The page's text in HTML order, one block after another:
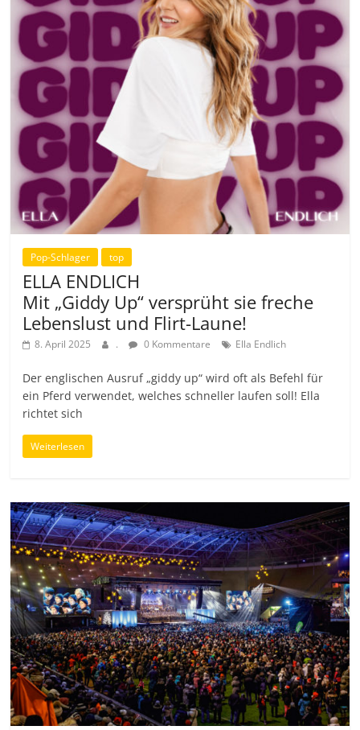
Pop-Schlager top
ELLA ENDLICH
Mit „Giddy Up“ versprüht sie freche
Lebenslust und Flirt-Laune!
8. April 2025 . 0 Kommentare Ella Endlich
Der englischen Ausruf „giddy up“ wird oft als Befehl für
ein Pferd verwendet, welches schneller laufen soll! Ella
richtet sich
Weiterlesen